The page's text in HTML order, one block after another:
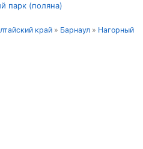
парк (поляна)
край » Барнаул » Нагорный